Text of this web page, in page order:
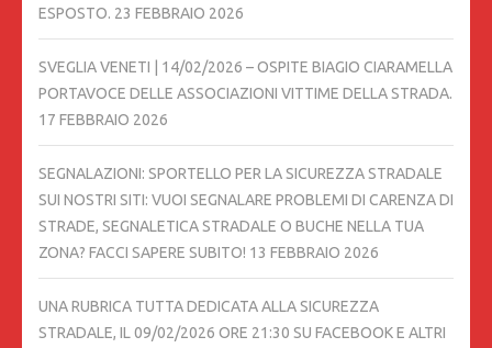
ESPOSTO. 23 FEBBRAIO 2026
SVEGLIA VENETI | 14/02/2026 – OSPITE BIAGIO CIARAMELLA
PORTAVOCE DELLE ASSOCIAZIONI VITTIME DELLA STRADA.
17 FEBBRAIO 2026
SEGNALAZIONI: SPORTELLO PER LA SICUREZZA STRADALE
SUI NOSTRI SITI: VUOI SEGNALARE PROBLEMI DI CARENZA DI
STRADE, SEGNALETICA STRADALE O BUCHE NELLA TUA
ZONA? FACCI SAPERE SUBITO! 13 FEBBRAIO 2026
UNA RUBRICA TUTTA DEDICATA ALLA SICUREZZA
STRADALE, IL 09/02/2026 ORE 21:30 SU FACEBOOK E ALTRI